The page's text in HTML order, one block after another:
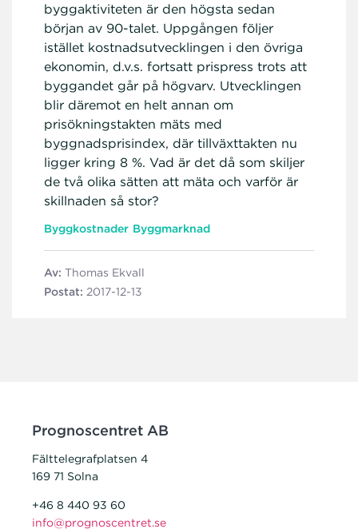
byggaktiviteten är den högsta sedan
början av 90-talet. Uppgången följer
istället kostnadsutvecklingen i den övriga
ekonomin, d.v.s. fortsatt prispress trots att
byggandet går på högvarv. Utvecklingen
blir däremot en helt annan om
prisökningstakten mäts med
byggnadsprisindex, där tillväxttakten nu
ligger kring 8 %. Vad är det då som skiljer
de två olika sätten att mäta och varför är
skillnaden så stor?
Byggkostnader Byggmarknad
Av: Thomas Ekvall
Postat: 2017-12-13
Prognoscentret AB
Fälttelegrafplatsen 4
169 71 Solna
+46 8 440 93 60
info@prognoscentret.se